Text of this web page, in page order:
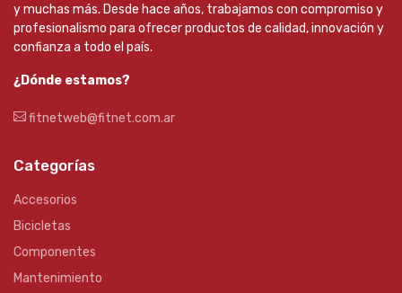
y muchas más. Desde hace años, trabajamos con compromiso y
profesionalismo para ofrecer productos de calidad, innovación y
confianza a todo el país.
¿Dónde estamos?
fitnetweb@fitnet.com.ar
Categorías
Accesorios
Bicicletas
Componentes
Mantenimiento